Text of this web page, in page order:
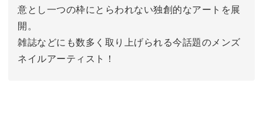
意とし一つの枠にとらわれない独創的なアートを展
開。
雑誌などにも数多く取り上げられる今話題のメンズ
ネイルアーティスト！